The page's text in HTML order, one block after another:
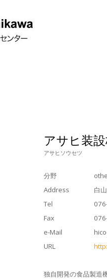
アサヒ装
アサヒソウセツ
分野
Address
白
Tel
Fax
e-Mail
URL
独自開発の食品製造